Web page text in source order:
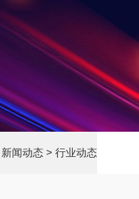
新闻动态 > 行业动态